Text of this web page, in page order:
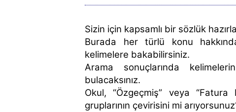
Sizin için kapsamlı bir sözlük
Burada her türlü konu
kelimelere bakabilirsiniz.
Arama sonuçlarında
bulacaksınız.
Okul, “Özgeçmiş” veya
gruplarının çevirisini mi